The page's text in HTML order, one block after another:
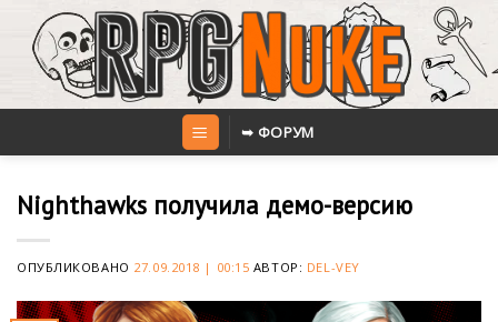
content
➥ ФОРУМ
Nighthawks получила демо-версию
ОПУБЛИКОВАНО 27.09.2018 | 00:15 АВТОР: DEL-VEY